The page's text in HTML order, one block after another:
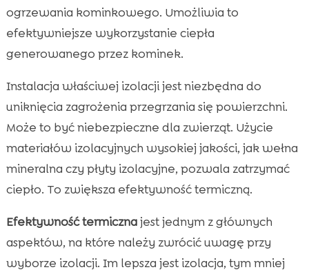
ogrzewania kominkowego. Umożliwia to
efektywniejsze wykorzystanie ciepła
generowanego przez kominek.
Instalacja właściwej izolacji jest niezbędna do
uniknięcia zagrożenia przegrzania się powierzchni.
Może to być niebezpieczne dla zwierząt. Użycie
materiałów izolacyjnych wysokiej jakości, jak wełna
mineralna czy płyty izolacyjne, pozwala zatrzymać
ciepło. To zwiększa efektywność termiczną.
Efektywność termicznajest jednym z głównych
aspektów, na które należy zwrócić uwagę przy
wyborze izolacji. Im lepsza jest izolacja, tym mniej